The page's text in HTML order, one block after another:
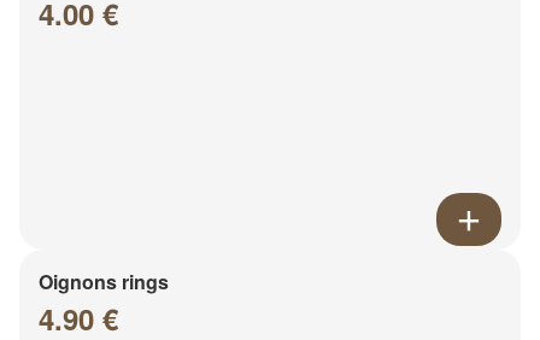
4.00 €
Oignons rings
4.90 €